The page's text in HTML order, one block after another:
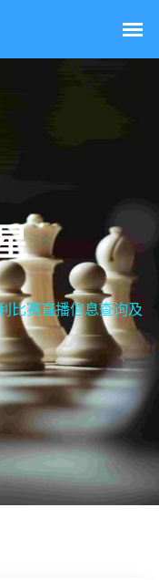
比赛直播信息查询及